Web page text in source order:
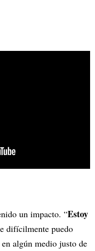
un impacto. “Estoy
difícilmente puedo
algún medio justo de